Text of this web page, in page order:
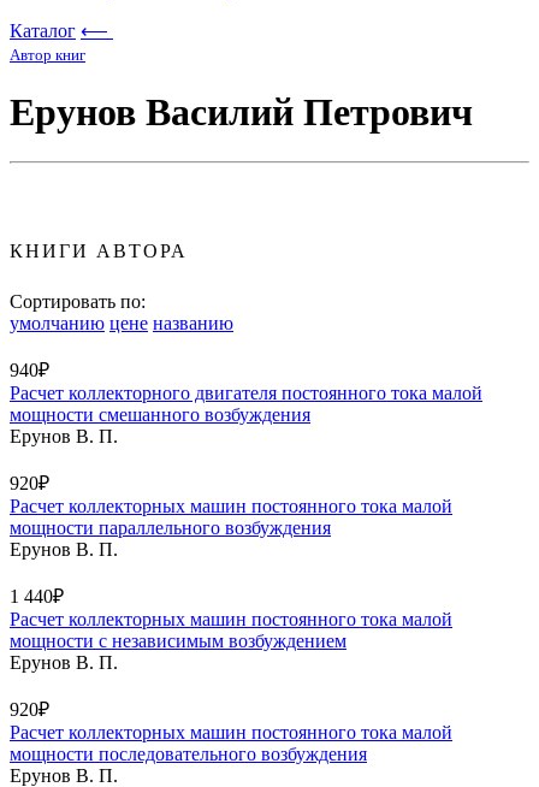
Каталог ⟵
Автор книг
Ерунов Василий Петрович
КНИГИ АВТОРА
Сортировать по:
умолчанию цене названию
940₽
Расчет коллекторного двигателя постоянного тока малой
мощности смешанного возбуждения
Ерунов В. П.
920₽
Расчет коллекторных машин постоянного тока малой
мощности параллельного возбуждения
Ерунов В. П.
1 440₽
Расчет коллекторных машин постоянного тока малой
мощности с независимым возбуждением
Ерунов В. П.
920₽
Расчет коллекторных машин постоянного тока малой
мощности последовательного возбуждения
Ерунов В. П.